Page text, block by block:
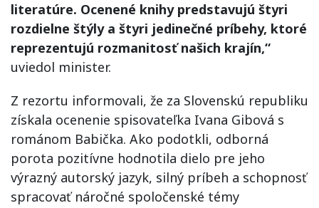
literatúre. Ocenené knihy predstavujú štyri
rozdielne štýly a štyri jedinečné príbehy, ktoré
reprezentujú rozmanitosť našich krajín,“
uviedol minister.
Z rezortu informovali, že za Slovenskú republiku
získala ocenenie spisovateľka Ivana Gibová s
románom Babička. Ako podotkli, odborná
porota pozitívne hodnotila dielo pre jeho
výrazný autorský jazyk, silný príbeh a schopnosť
spracovať náročné spoločenské témy